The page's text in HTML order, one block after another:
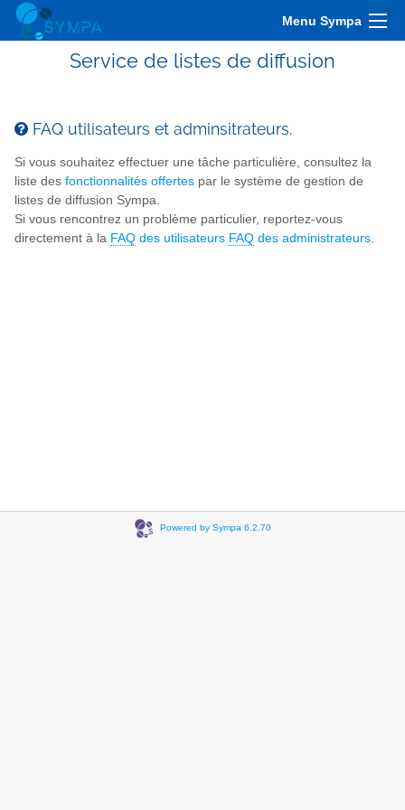
Menu Sympa
Service de listes de diffusion
FAQ utilisateurs et adminsitrateurs.
Si vous souhaitez effectuer une tâche particulière, consultez la
liste des fonctionnalités offertes par le système de gestion de
listes de diffusion Sympa.
Si vous rencontrez un problème particulier, reportez-vous
directement à la FAQ des utilisateurs FAQ des administrateurs
Powered by Sympa 6.2.70